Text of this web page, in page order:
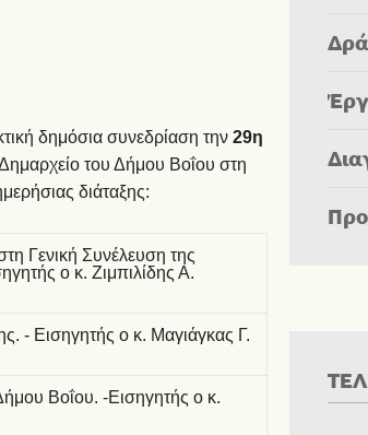
δημόσια συνεδρίαση την29η
του Δήμου Βοΐου στη
διάταξης:
Γενική Συνέλευση της
ο κ. Ζιμπιλίδης Α.
- Εισηγητής ο κ. Μαγιάγκας Γ.
Βοΐου. -Εισηγητής ο κ.